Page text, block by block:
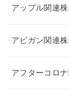
アップル関連株
アビガン関連株
アフターコロ